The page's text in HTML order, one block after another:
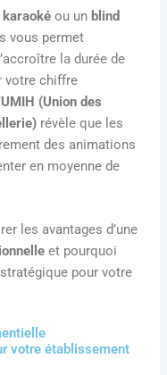
karaoké ou un blind
vous permet
la durée de
votre chiffre
UMIH (Union des
révèle que les
des animations
en moyenne de
les avantages d’une
et pourquoi
pour votre
votre établissement